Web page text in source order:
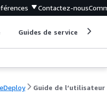
Contactez-nous
Guides de service
Guide de l’utilisateur